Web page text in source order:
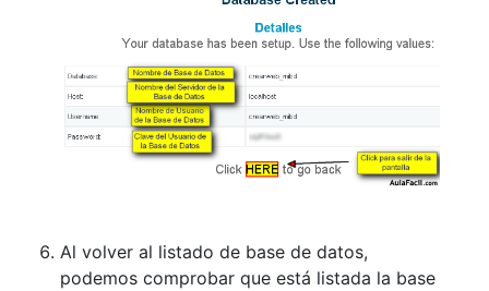
Al volver al listado de base de datos,
podemos comprobar que está listada la base